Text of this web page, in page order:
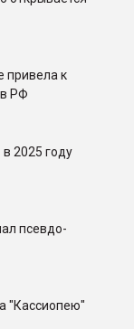
привела к
РФ
2025 году
псевдо-
"Кассиопею"